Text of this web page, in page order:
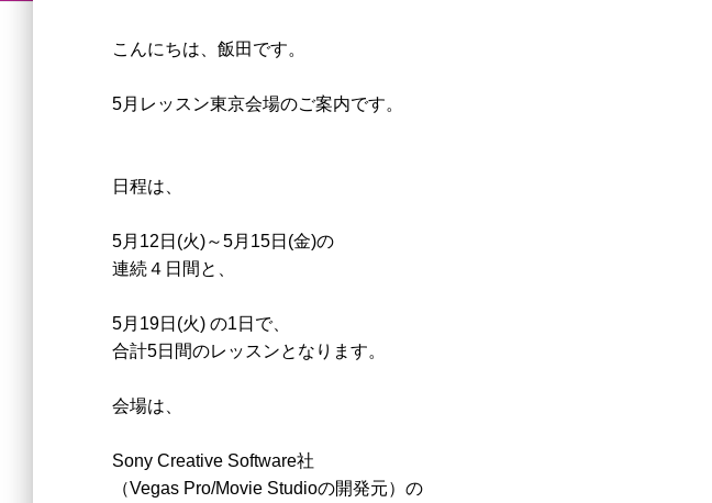
こんにちは、飯田です。
5月レッスン東京会場のご案内です。
日程は、
5月12日(火)～5月15日(金)の
連続４日間と、
5月19日(火) の1日で、
合計5日間のレッスンとなります。
会場は、
Sony Creative Software社
（Vegas Pro/Movie Studioの開発元）の